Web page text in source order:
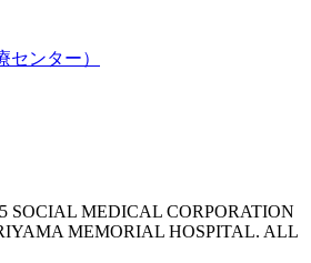
センター）
SOCIAL MEDICAL CORPORATION
MEMORIAL HOSPITAL. ALL